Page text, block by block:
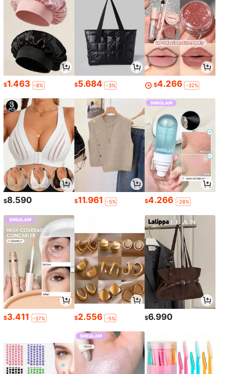
$1.463 -8% $5.684 -3% $4.266 -32%
$8.590 $11.961 -5% $4.266 -28%
$3.411 -37% $2.556 -5% $6.990